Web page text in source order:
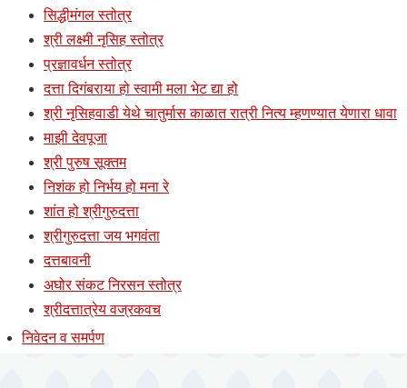
सिद्धीमंगल स्तोत्र
श्री लक्ष्मी नृसिह स्तोत्र
प्रज्ञावर्धन स्तोत्र
दत्ता दिगंबराया हो स्वामी मला भेट द्या हो
श्री नृसिहवाडी येथे चातुर्मास काळात रात्री नित्य म्हणण्यात येणारा धावा
माझी देवपूजा
श्री पुरुष सूक्तम
निशंक हो निर्भय हो मना रे
शांत हो श्रीगुरुदत्ता
श्रीगुरुदत्ता जय भगवंता
दत्तबावनी
अघोर संकट निरसन स्तोत्र
श्रीदत्तात्रेय वज्रकवच
निवेदन व समर्पण